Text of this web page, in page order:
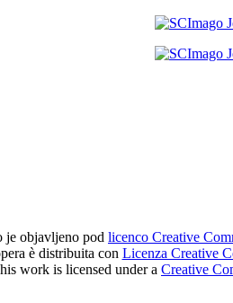
je objavljeno pod licenco Creative
è distribuita con Licenza Creative
work is licensed under a Creative